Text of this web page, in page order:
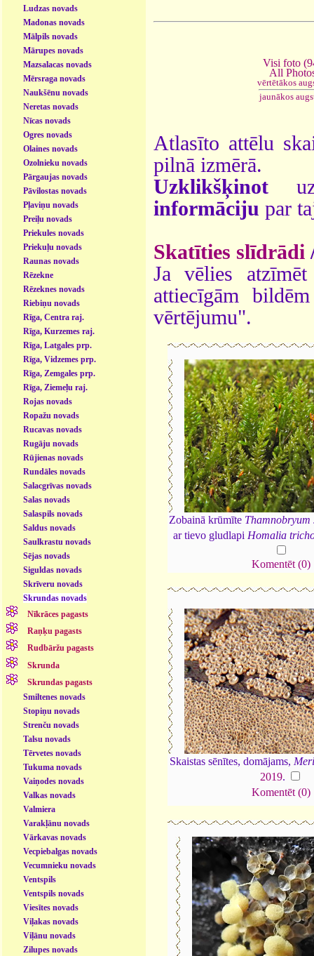
Ludzas novads
Madonas novads
Mālpils novads
Mārupes novads
Mazsalacas novads
Mērsraga novads
Naukšēnu novads
Neretas novads
Nīcas novads
Ogres novads
Olaines novads
Ozolnieku novads
Pārgaujas novads
Pāvilostas novads
Pļaviņu novads
Preiļu novads
Priekules novads
Priekuļu novads
Raunas novads
Rēzekne
Rēzeknes novads
Riebiņu novads
Rīga, Centra raj.
Rīga, Kurzemes raj.
Rīga, Latgales prp.
Rīga, Vidzemes prp.
Rīga, Zemgales prp.
Rīga, Ziemeļu raj.
Rojas novads
Ropažu novads
Rucavas novads
Rugāju novads
Rūjienas novads
Rundāles novads
Salacgrīvas novads
Salas novads
Salaspils novads
Saldus novads
Saulkrastu novads
Sējas novads
Siguldas novads
Skrīveru novads
Skrundas novads
Nīkrāces pagasts
Raņķu pagasts
Rudbāržu pagasts
Skrunda
Skrundas pagasts
Smiltenes novads
Stopiņu novads
Strenču novads
Talsu novads
Tērvetes novads
Tukuma novads
Vaiņodes novads
Valkas novads
Valmiera
Varakļānu novads
Vārkavas novads
Vecpiebalgas novads
Vecumnieku novads
Ventspils
Ventspils novads
Viesītes novads
Viļakas novads
Viļānu novads
Zilupes novads
Visi foto
All
vērtētākos
jaunākos
Atlasīto attēlu
pilnā izmērā.
Uzklikšķinot
informāciju par
Skatīties slīdrādi
Ja vēlies
attiecīgām
vērtējumu".
Zobainā krūmīte Thamnobryum
ar tievo gludlapi Homalia
Komentēt (0)
Skaistas sēnītes, domājams,
2019.
Komentēt (0)